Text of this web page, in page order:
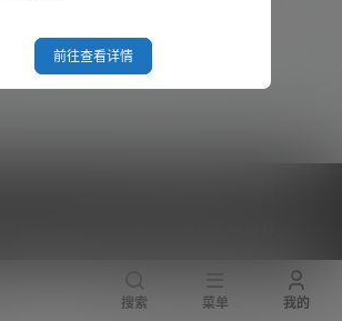
前往查看详情
搜索 菜单 我的